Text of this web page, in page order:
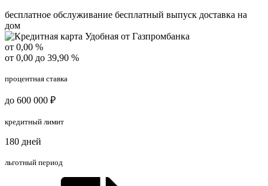
бесплатное обслуживание бесплатный выпуск доставка на
дом
от 0,00 %
от 0,00 до 39,90 %
процентная ставка
до 600 000 ₽
кредитный лимит
180 дней
льготный период